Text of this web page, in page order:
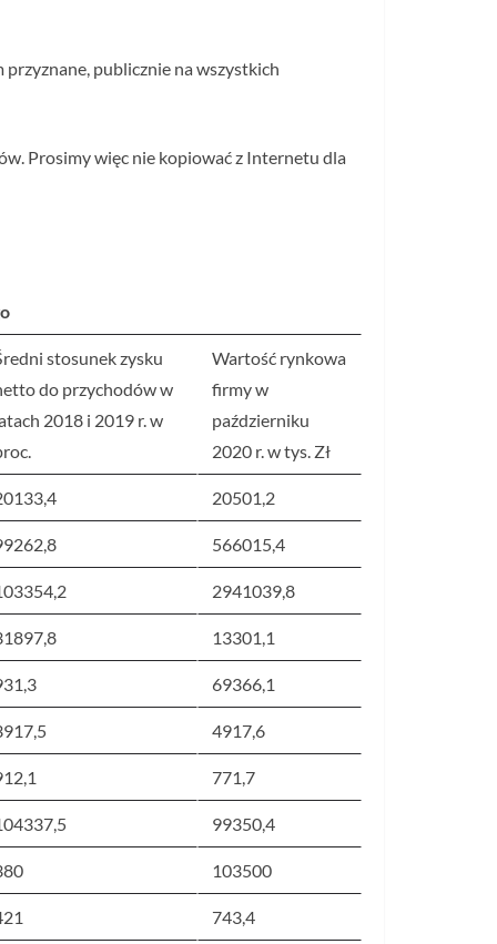
publicznie na wszystkich
Prosimy więc nie kopiować z Internetu dla
stosunek zysku
do przychodów w
2018 i 2019 r. w
Wartość rynkowa
firmy w
październiku
2020 r. w tys. Zł
20501,2
566015,4
2941039,8
13301,1
69366,1
4917,6
771,7
99350,4
103500
743,4